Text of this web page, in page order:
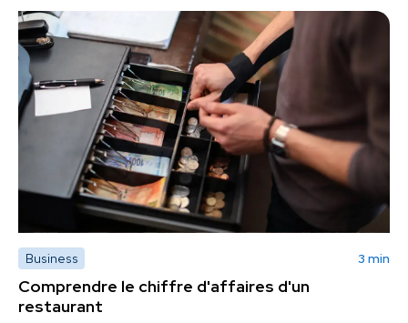
Business 3 min
Comprendre le chiffre d'affaires d'un
restaurant